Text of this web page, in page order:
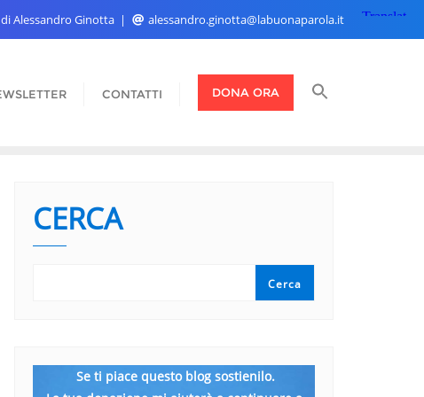
Alessandro Ginotta alessandro.ginotta@labuonaparola.it
CONTATTI DONA ORA
CERCA
Cerca
Se ti piace questo blog sostienilo.